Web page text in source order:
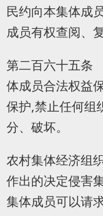
民约向本集体成
成员有权查阅、
第二百六十五条
体成员合法权益
保护,禁止任何组
分、破坏。
农村集体经济组
作出的决定侵害
集体成员可以请